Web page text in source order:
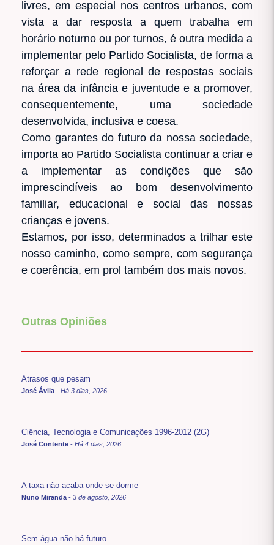
livres, em especial nos centros urbanos, com
vista a dar resposta a quem trabalha em
horário noturno ou por turnos, é outra medida a
implementar pelo Partido Socialista, de forma a
reforçar a rede regional de respostas sociais
na área da infância e juventude e a promover,
consequentemente, uma sociedade
desenvolvida, inclusiva e coesa.
Como garantes do futuro da nossa sociedade,
importa ao Partido Socialista continuar a criar e
a implementar as condições que são
imprescindíveis ao bom desenvolvimento
familiar, educacional e social das nossas
crianças e jovens.
Estamos, por isso, determinados a trilhar este
nosso caminho, como sempre, com segurança
e coerência, em prol também dos mais novos.
Outras Opiniões
Atrasos que pesam
José Ávila - Há 3 dias, 2026
Ciência, Tecnologia e Comunicações 1996-2012 (2G)
José Contente - Há 4 dias, 2026
A taxa não acaba onde se dorme
Nuno Miranda - 3 de agosto, 2026
Sem água não há futuro